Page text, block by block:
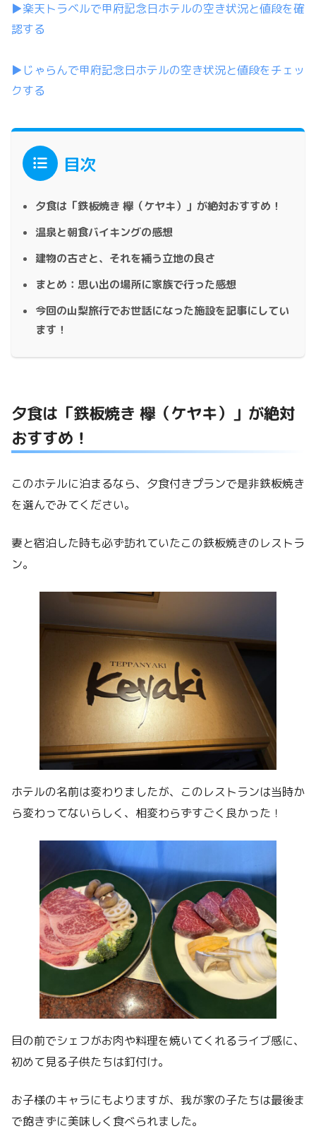
▶楽天トラベルで甲府記念日ホテルの空き状況と値段を確
認する
▶じゃらんで甲府記念日ホテルの空き状況と値段をチェッ
クする
目次
夕食は「鉄板焼き 欅（ケヤキ）」が絶対おすすめ！
温泉と朝食バイキングの感想
建物の古さと、それを補う立地の良さ
まとめ：思い出の場所に家族で行った感想
今回の山梨旅行でお世話になった施設を記事にしてい
ます！
夕食は「鉄板焼き 欅（ケヤキ）」が絶対
おすすめ！
このホテルに泊まるなら、夕食付きプランで是非鉄板焼き
を選んでみてください。
妻と宿泊した時も必ず訪れていたこの鉄板焼きのレストラ
ン。
ホテルの名前は変わりましたが、このレストランは当時か
ら変わってないらしく、相変わらずすごく良かった！
目の前でシェフがお肉や料理を焼いてくれるライブ感に、
初めて見る子供たちは釘付け。
お子様のキャラにもよりますが、我が家の子たちは最後ま
で飽きずに美味しく食べられました。